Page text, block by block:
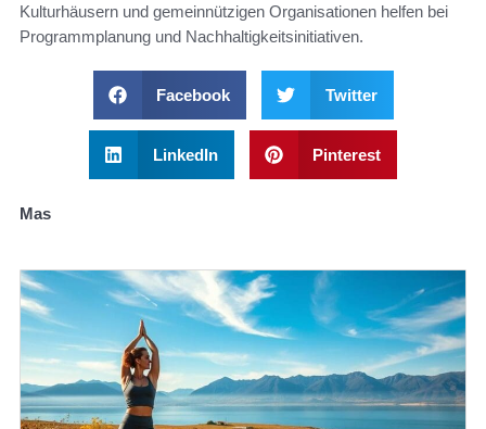
Kulturhäusern und gemeinnützigen Organisationen helfen bei
Programmplanung und Nachhaltigkeitsinitiativen.
Facebook Twitter
LinkedIn Pinterest
Mas